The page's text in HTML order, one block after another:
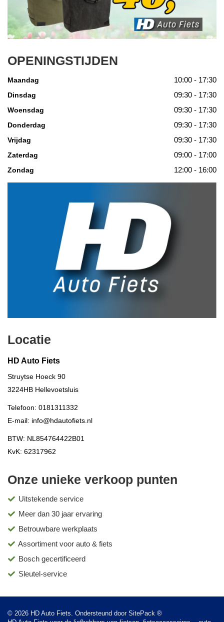
OPENINGSTIJDEN
Maandag 10:00 - 17:30
Dinsdag 09:30 - 17:30
Woensdag 09:30 - 17:30
Donderdag 09:30 - 17:30
Vrijdag 09:30 - 17:30
Zaterdag 09:00 - 17:00
Zondag 12:00 - 16:00
Locatie
HD Auto Fiets
Struytse Hoeck 90
3224HB Hellevoetsluis
Telefoon: 0181311332
E-mail: info@hdautofiets.nl
BTW: NL854764422B01
KvK: 62317962
Onze unieke verkoop punten
Uitstekende service
Meer dan 30 jaar ervaring
Betrouwbare werkplaats
Assortiment voor auto & fiets
Bosch gecertificeerd
Sleutel-service
© 2026 HD Auto Fiets. Ondersteund door SitePack ®